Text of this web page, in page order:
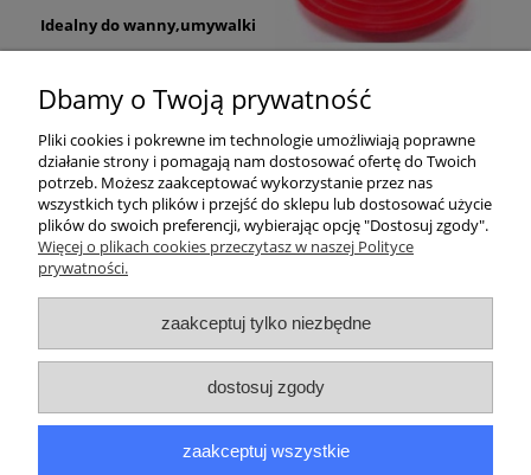
Idealny do wanny,umywalki
Pomoc
Moje konto
Płatności i dostawa
Informacje
Dbamy o Twoją prywatność
Pliki cookies i pokrewne im technologie umożliwiają poprawne
działanie strony i pomagają nam dostosować ofertę do Twoich
potrzeb. Możesz zaakceptować wykorzystanie przez nas
wszystkich tych plików i przejść do sklepu lub dostosować użycie
plików do swoich preferencji, wybierając opcję "Dostosuj zgody".
Więcej o plikach cookies przeczytasz w naszej Polityce
prywatności.
zaakceptuj tylko niezbędne
dostosuj zgody
zaakceptuj wszystkie